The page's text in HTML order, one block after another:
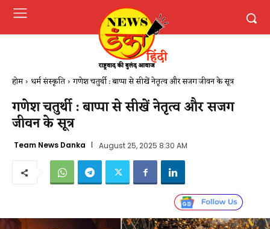
होम धर्म संस्कृति गणेश चतुर्थी : बाप्पा से सीखें नेतृत्व और सजग जीवन के सूत्र
गणेश चतुर्थी : बाप्पा से सीखें नेतृत्व और सजग
जीवन के सूत्र
Team News Danka August 25, 2025 8:30 AM